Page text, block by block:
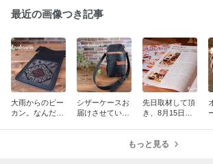
最近の画像つき記事
大雨からのピー
カン。なんだか
シザーケースお
届けさせていた
先日取材して頂
き、8月15日発
した！
もっと見る